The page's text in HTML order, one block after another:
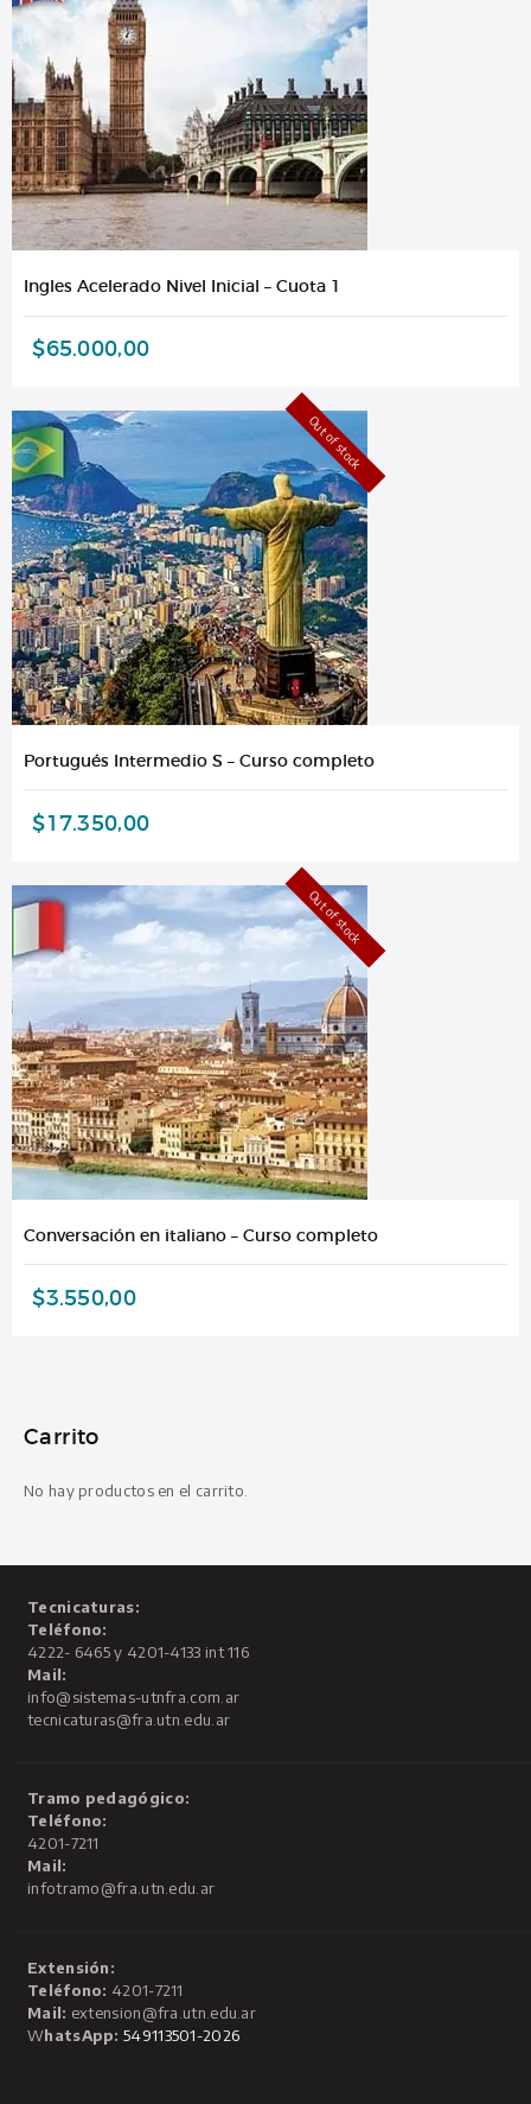
Ingles Acelerado Nivel Inicial – Cuota 1
$65.000,00
Out of stock
Portugués Intermedio S – Curso completo
$17.350,00
Out of stock
Conversación en italiano – Curso completo
$3.550,00
Carrito
No hay productos en el carrito.
Tecnicaturas:
Teléfono:
4222- 6465 y 4201-4133 int 116
Mail:
info@sistemas-utnfra.com.ar
tecnicaturas@fra.utn.edu.ar
Tramo pedagógico:
Teléfono:
4201-7211
Mail:
infotramo@fra.utn.edu.ar
Extensión:
Teléfono: 4201-7211
Mail: extension@fra.utn.edu.ar
WhatsApp: 549113501-2026